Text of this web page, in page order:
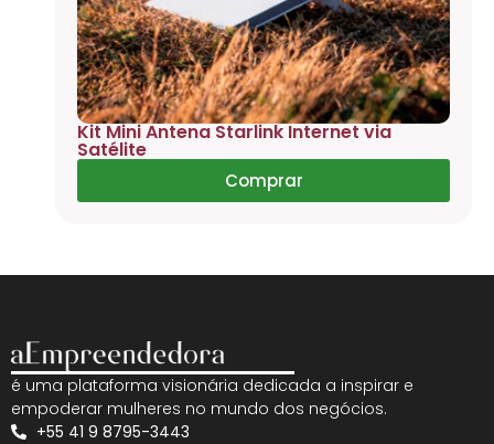
Kit Mini Antena Starlink Internet via
Satélite
Comprar
é uma plataforma visionária dedicada a inspirar e
empoderar mulheres no mundo dos negócios.
+55 41 9 8795-3443